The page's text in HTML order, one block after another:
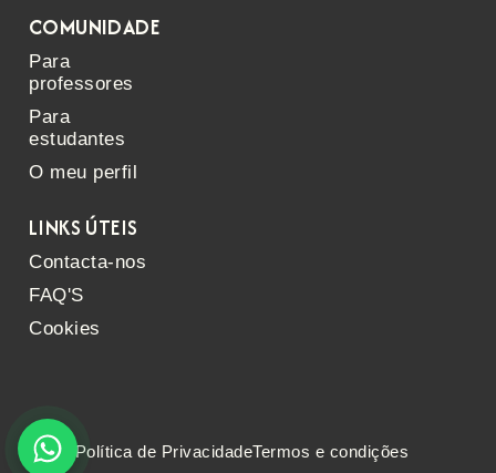
COMUNIDADE
Para
professores
Para
estudantes
O meu perfil
LINKS ÚTEIS
Contacta-nos
FAQ'S
Cookies
Política de PrivacidadeTermos e condições